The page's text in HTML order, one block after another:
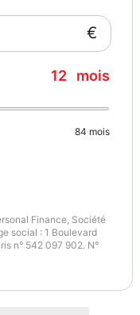
€
12 mois
84 mois
Finance, Société
social : 1 Boulevard
n° 542 097 902. N°